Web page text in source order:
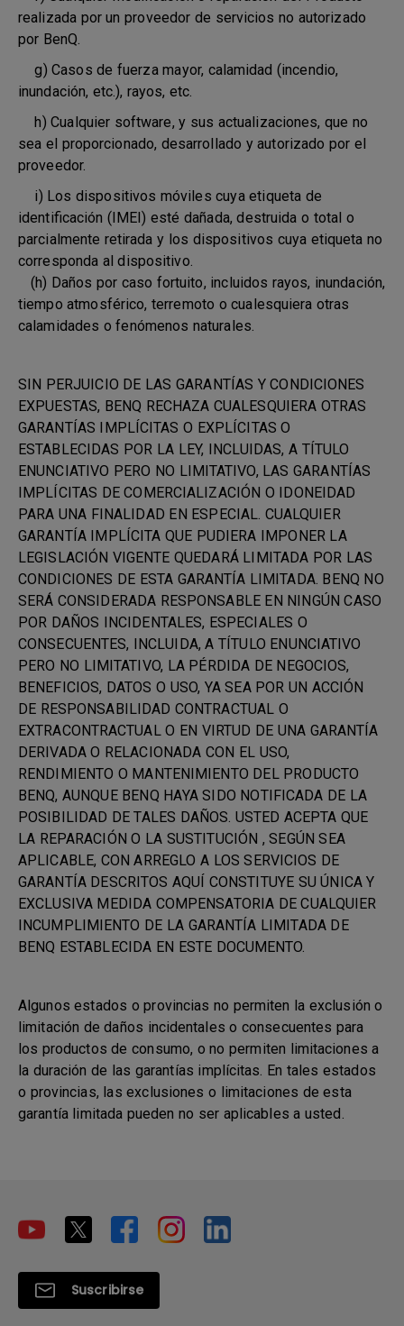
realizada por un proveedor de servicios no autorizado
por BenQ.
g) Casos de fuerza mayor, calamidad (incendio,
inundación, etc.), rayos, etc.
h) Cualquier software, y sus actualizaciones, que no
sea el proporcionado, desarrollado y autorizado por el
proveedor.
i) Los dispositivos móviles cuya etiqueta de
identificación (IMEI) esté dañada, destruida o total o
parcialmente retirada y los dispositivos cuya etiqueta no
corresponda al dispositivo.
(h) Daños por caso fortuito, incluidos rayos, inundación,
tiempo atmosférico, terremoto o cualesquiera otras
calamidades o fenómenos naturales.
SIN PERJUICIO DE LAS GARANTÍAS Y CONDICIONES
EXPUESTAS, BENQ RECHAZA CUALESQUIERA OTRAS
GARANTÍAS IMPLÍCITAS O EXPLÍCITAS O
ESTABLECIDAS POR LA LEY, INCLUIDAS, A TÍTULO
ENUNCIATIVO PERO NO LIMITATIVO, LAS GARANTÍAS
IMPLÍCITAS DE COMERCIALIZACIÓN O IDONEIDAD
PARA UNA FINALIDAD EN ESPECIAL. CUALQUIER
GARANTÍA IMPLÍCITA QUE PUDIERA IMPONER LA
LEGISLACIÓN VIGENTE QUEDARÁ LIMITADA POR LAS
CONDICIONES DE ESTA GARANTÍA LIMITADA. BENQ NO
SERÁ CONSIDERADA RESPONSABLE EN NINGÚN CASO
POR DAÑOS INCIDENTALES, ESPECIALES O
CONSECUENTES, INCLUIDA, A TÍTULO ENUNCIATIVO
PERO NO LIMITATIVO, LA PÉRDIDA DE NEGOCIOS,
BENEFICIOS, DATOS O USO, YA SEA POR UN ACCIÓN
DE RESPONSABILIDAD CONTRACTUAL O
EXTRACONTRACTUAL O EN VIRTUD DE UNA GARANTÍA
DERIVADA O RELACIONADA CON EL USO,
RENDIMIENTO O MANTENIMIENTO DEL PRODUCTO
BENQ, AUNQUE BENQ HAYA SIDO NOTIFICADA DE LA
POSIBILIDAD DE TALES DAÑOS. USTED ACEPTA QUE
LA REPARACIÓN O LA SUSTITUCIÓN , SEGÚN SEA
APLICABLE, CON ARREGLO A LOS SERVICIOS DE
GARANTÍA DESCRITOS AQUÍ CONSTITUYE SU ÚNICA Y
EXCLUSIVA MEDIDA COMPENSATORIA DE CUALQUIER
INCUMPLIMIENTO DE LA GARANTÍA LIMITADA DE
BENQ ESTABLECIDA EN ESTE DOCUMENTO.
Algunos estados o provincias no permiten la exclusión o
limitación de daños incidentales o consecuentes para
los productos de consumo, o no permiten limitaciones a
la duración de las garantías implícitas. En tales estados
o provincias, las exclusiones o limitaciones de esta
garantía limitada pueden no ser aplicables a usted.
Suscribirse